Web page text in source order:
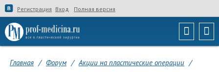
Регистрация Вход Полная версия
Главная / Форум / Акции на пластические операции /